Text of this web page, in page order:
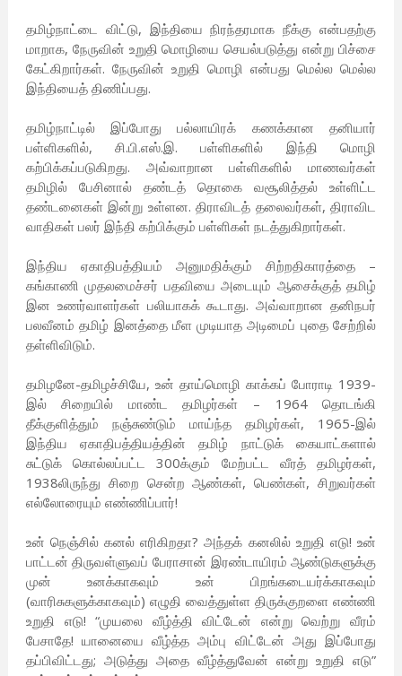
தமிழ்நாட்டை விட்டு, இந்தியை நிரந்தரமாக நீக்கு என்பதற்கு
மாறாக, நேருவின் உறுதி மொழியை செயல்படுத்து என்று பிச்சை
கேட்கிறார்கள். நேருவின் உறுதி மொழி என்பது மெல்ல மெல்ல
இந்தியைத் திணிப்பது.
தமிழ்நாட்டில் இப்போது பல்லாயிரக் கணக்கான தனியார்
பள்ளிகளில், சி.பி.எஸ்.இ. பள்ளிகளில் இந்தி மொழி
கற்பிக்கப்படுகிறது. அவ்வாறான பள்ளிகளில் மாணவர்கள்
தமிழில் பேசினால் தண்டத் தொகை வசூலித்தல் உள்ளிட்ட
தண்டனைகள் இன்று உள்ளன. திராவிடத் தலைவர்கள், திராவிட
வாதிகள் பலர் இந்தி கற்பிக்கும் பள்ளிகள் நடத்துகிறார்கள்.
இந்திய ஏகாதிபத்தியம் அனுமதிக்கும் சிற்றதிகாரத்தை –
கங்காணி முதலமைச்சர் பதவியை அடையும் ஆசைக்குத் தமிழ்
இன உணர்வாளர்கள் பலியாகக் கூடாது. அவ்வாறான தனிநபர்
பலவீனம் தமிழ் இனத்தை மீள முடியாத அடிமைப் புதை சேற்றில்
தள்ளிவிடும்.
தமிழனே-தமிழச்சியே, உன் தாய்மொழி காக்கப் போராடி 1939-
இல் சிறையில் மாண்ட தமிழர்கள் – 1964 தொடங்கி
தீக்குளித்தும் நஞ்சுண்டும் மாய்ந்த தமிழர்கள், 1965-இல்
இந்திய ஏகாதிபத்தியத்தின் தமிழ் நாட்டுக் கையாட்களால்
சுட்டுக் கொல்லப்பட்ட 300க்கும் மேற்பட்ட வீரத் தமிழர்கள்,
1938லிருந்து சிறை சென்ற ஆண்கள், பெண்கள், சிறுவர்கள்
எல்லோரையும் எண்ணிப்பார்!
உன் நெஞ்சில் கனல் எரிகிறதா? அந்தக் கனலில் உறுதி எடு! உன்
பாட்டன் திருவள்ளுவப் பேராசான் இரண்டாயிரம் ஆண்டுகளுக்கு
முன் உனக்காகவும் உன் பிறங்கடையர்க்காகவும்
(வாரிசுகளுக்காகவும்) எழுதி வைத்துள்ள திருக்குறளை எண்ணி
உறுதி எடு! “முயலை வீழ்த்தி விட்டேன் என்று வெற்று வீரம்
பேசாதே! யானையை வீழ்த்த அம்பு விட்டேன் அது இப்போது
தப்பிவிட்டது; அடுத்து அதை வீழ்த்துவேன் என்று உறுதி எடு”